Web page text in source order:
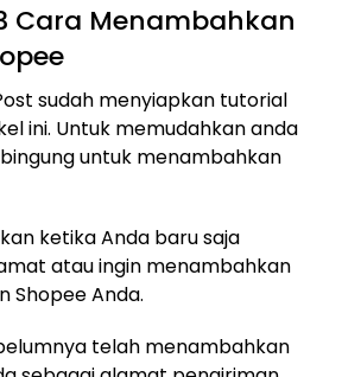
Cara Menambahkan
sudah menyiapkan tutorial
ini. Untuk memudahkan anda
untuk menambahkan
ketika Anda baru saja
atau ingin menambahkan
Shopee Anda.
telah menambahkan